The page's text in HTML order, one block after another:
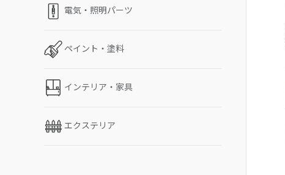
電気・照明パーツ
ペイント・塗料
インテリア・家具
エクステリア